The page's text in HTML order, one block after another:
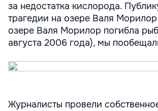
за недостатка кислорода.
трагедии на озере Валя
озере Валя Морилор погибла
августа 2006 года), мы
Журналисты провели